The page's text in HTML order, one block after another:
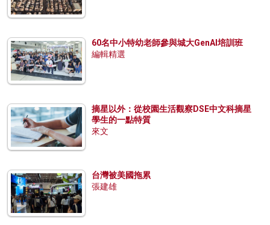
60名中小特幼老師參與城大GenAI培訓班
編輯精選
摘星以外：從校園生活觀察DSE中文科摘星
學生的一點特質
來文
台灣被美國拖累
張建雄